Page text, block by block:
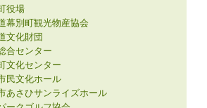
役場
幕別町観光物産協会
文化財団
合センター
文化センター
民文化ホール
あさひサンライズホール